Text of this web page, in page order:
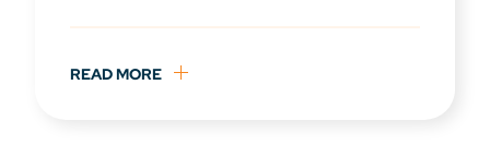
READ MORE